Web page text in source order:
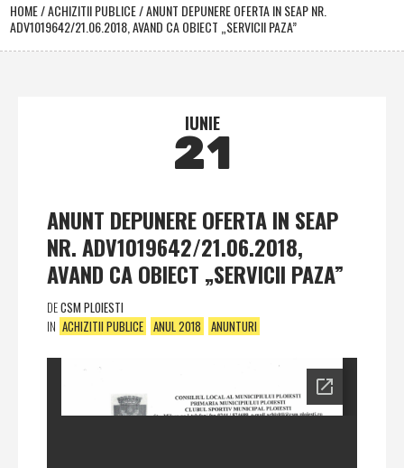
HOME/ACHIZITII PUBLICE/ANUNT DEPUNERE OFERTA IN SEAP NR.
ADV1019642/21.06.2018, AVAND CA OBIECT „SERVICII PAZA”
IUNIE
21
ANUNT DEPUNERE OFERTA IN SEAP
NR. ADV1019642/21.06.2018,
AVAND CA OBIECT „SERVICII PAZA”
DECSM PLOIESTI
IN ACHIZITII PUBLICE ANUL 2018 ANUNTURI